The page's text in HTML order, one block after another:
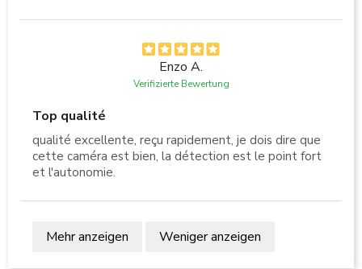
Enzo A.
Verifizierte Bewertung
Top qualité
qualité excellente, reçu rapidement, je dois dire que
cette caméra est bien, la détection est le point fort
et l'autonomie.
Mehr anzeigen Weniger anzeigen